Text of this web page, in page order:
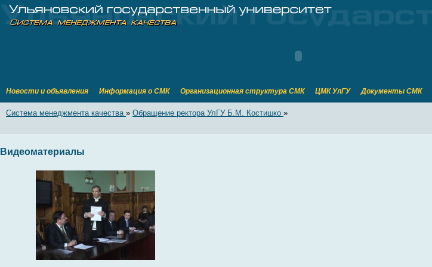
Новости и объявления Информация о СМК Организационная структура СМК ЦМК УлГУ Документы СМК
Система менеджмента качества » Обращение ректора УлГУ Б.М. Костишко »
Видеоматериалы